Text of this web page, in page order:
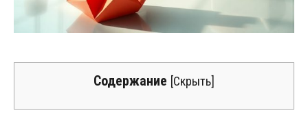
Содержание [Скрыть]